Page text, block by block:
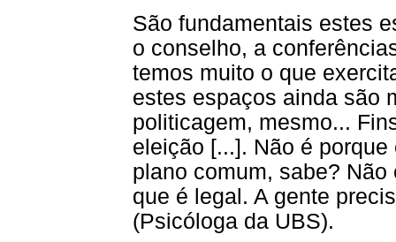
São fundamentais estes
o conselho, a
temos muito o que
estes espaços ainda são
politicagem, mesmo...
eleição [...]. Não é
plano comum, sabe?
que é legal. A gente
(Psicóloga da UBS).